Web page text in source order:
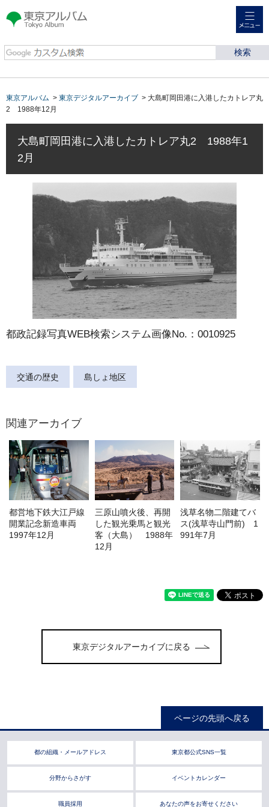
東京アルバム Tokyo
Album
東京アルバム > 東京デジタルアーカイブ > 大島町岡田港に入港したカトレア丸
2 1988年12月
大島町岡田港に入港したカトレア丸2 1988年1
2月
都政記録写真WEB検索システム画像No.：0010925
交通の歴史 島しょ地区
関連アーカイブ
都営地下鉄大江戸線
開業記念新造車両
1997年12月
三原山噴火後、再開
した観光乗馬と観光
客（大島） 1988年
12月
浅草名物二階建てバ
ス(浅草寺山門前) 1
991年7月
東京デジタルアーカイブに戻る
ページの先頭へ戻る
都の組織・メールアドレス 東京都公式SNS一覧
分野からさがす イベントカレンダー
職員採用 あなたの声をお寄せください